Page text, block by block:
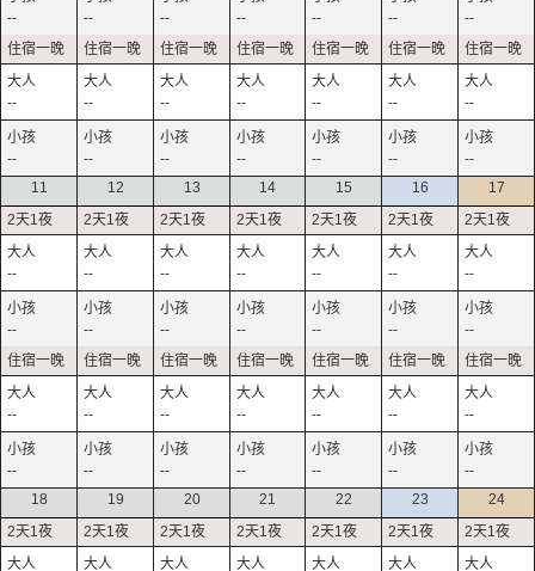
--
--
--
--
--
--
--
--
--
--
--
--
--
--
--
--
--
--
--
--
--
11
--
--
--
--
12
--
--
--
--
13
--
--
--
--
14
--
--
--
--
15
--
--
--
--
16
--
--
--
--
17
--
--
--
--
18
19 20 21 22 23 24